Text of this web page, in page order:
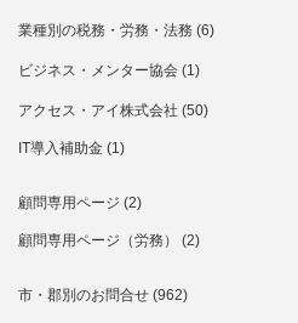
業種別の税務・労務・法務 (6)
ビジネス・メンター協会 (1)
アクセス・アイ株式会社 (50)
IT導入補助金 (1)
顧問専用ページ (2)
顧問専用ページ（労務） (2)
市・郡別のお問合せ (962)